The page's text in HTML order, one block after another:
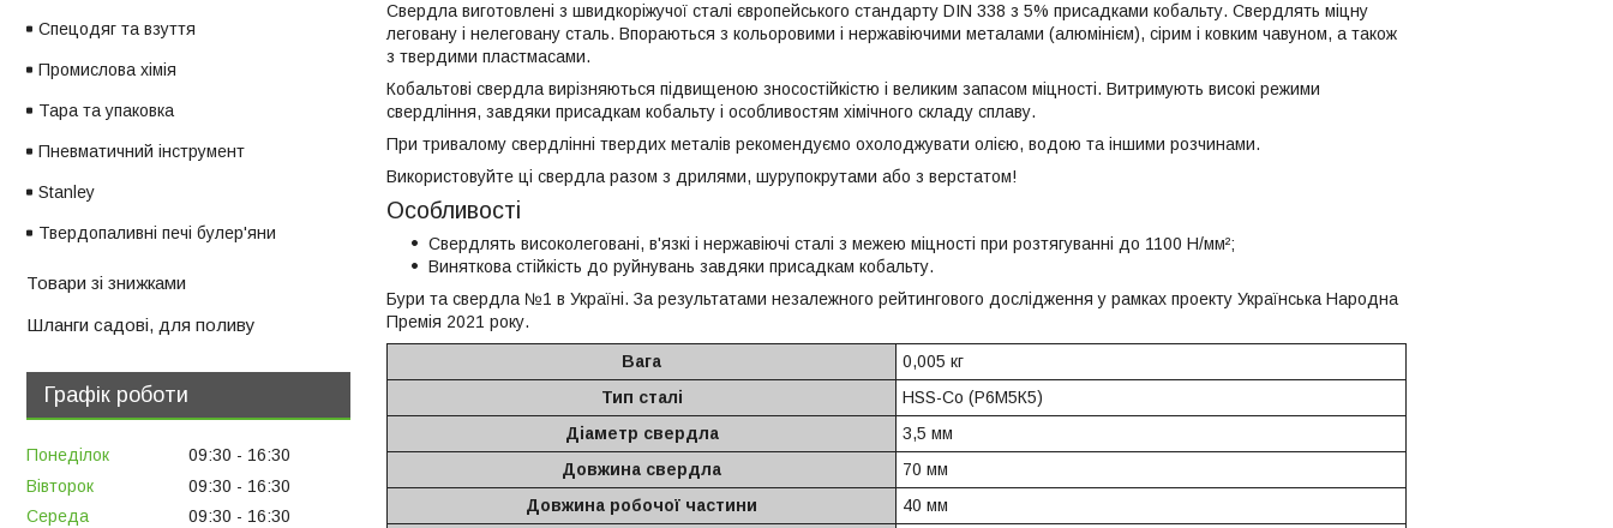
Свердла виготовлені з швидкоріжучої сталі європейського стандарту DIN 338 з 5% присадками кобальту. Свердлять міцну
леговану і нелеговану сталь. Впораються з кольоровими і нержавіючими металами (алюмінієм), сірим і ковким чавуном, а також
з твердими пластмасами.
Кобальтові свердла вирізняються підвищеною зносостійкістю і великим запасом міцності. Витримують високі режими
свердління, завдяки присадкам кобальту і особливостям хімічного складу сплаву.
При тривалому свердлінні твердих металів рекомендуємо охолоджувати олією, водою та іншими розчинами.
Використовуйте ці свердла разом з дрилями, шурупокрутами або з верстатом!
Особливості
Свердлять високолеговані, в'язкі і нержавіючі сталі з межею міцності при розтягуванні до 1100 Н/мм²;
Виняткова стійкість до руйнувань завдяки присадкам кобальту.
Бури та свердла №1 в Україні. За результатами незалежного рейтингового дослідження у рамках проекту Українська Народна
Премія 2021 року.
Вага
0,005 кг
Тип сталі
HSS-Co (Р6М5К5)
Діаметр свердла
3,5 мм
Довжина свердла
70 мм
Довжина робочої частини
40 мм
Спецодяг та взуття
Промислова хімія
Тара та упаковка
Пневматичний інструмент
Stanley
Твердопаливні печі булер'яни
Товари зі знижками
Шланги садові, для поливу
Графік роботи
Понеділок 09:30
16:30
Вівторок
09:30
16:30
Середа
09:30
16:30